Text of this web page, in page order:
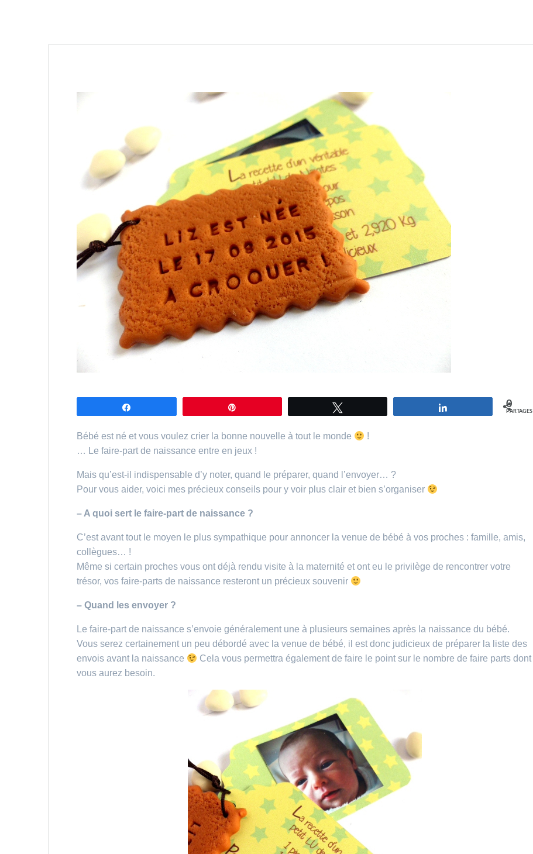
0
PARTAGES
Bébé est né et vous voulez crier la bonne nouvelle à tout le monde
!
… Le faire-part de naissance entre en jeux !
Mais qu’est-il indispensable d’y noter, quand le préparer, quand l’envoyer… ?
Pour vous aider, voici mes précieux conseils pour y voir plus clair et bien s’organiser
– A quoi sert le faire-part de naissance ?
C’est avant tout le moyen le plus sympathique pour annoncer la venue de bébé à vos proches : famille, amis,
collègues… !
Même si certain proches vous ont déjà rendu visite à la maternité et ont eu le privilège de rencontrer votre
trésor, vos faire-parts de naissance resteront un précieux souvenir
– Quand les envoyer ?
Le faire-part de naissance s’envoie généralement une à plusieurs semaines après la naissance du bébé.
Vous serez certainement un peu débordé avec la venue de bébé, il est donc judicieux de préparer la liste des
envois avant la naissance
Cela vous permettra également de faire le point sur le nombre de faire parts dont
vous aurez besoin.